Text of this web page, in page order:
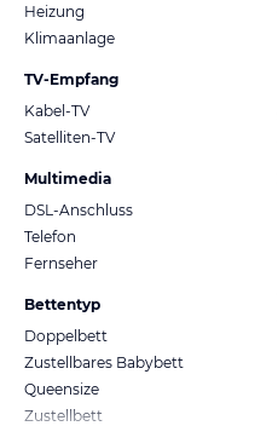
Heizung
Klimaanlage
TV-Empfang
Kabel-TV
Satelliten-TV
Multimedia
DSL-Anschluss
Telefon
Fernseher
Bettentyp
Doppelbett
Zustellbares Babybett
Queensize
Zustellbett